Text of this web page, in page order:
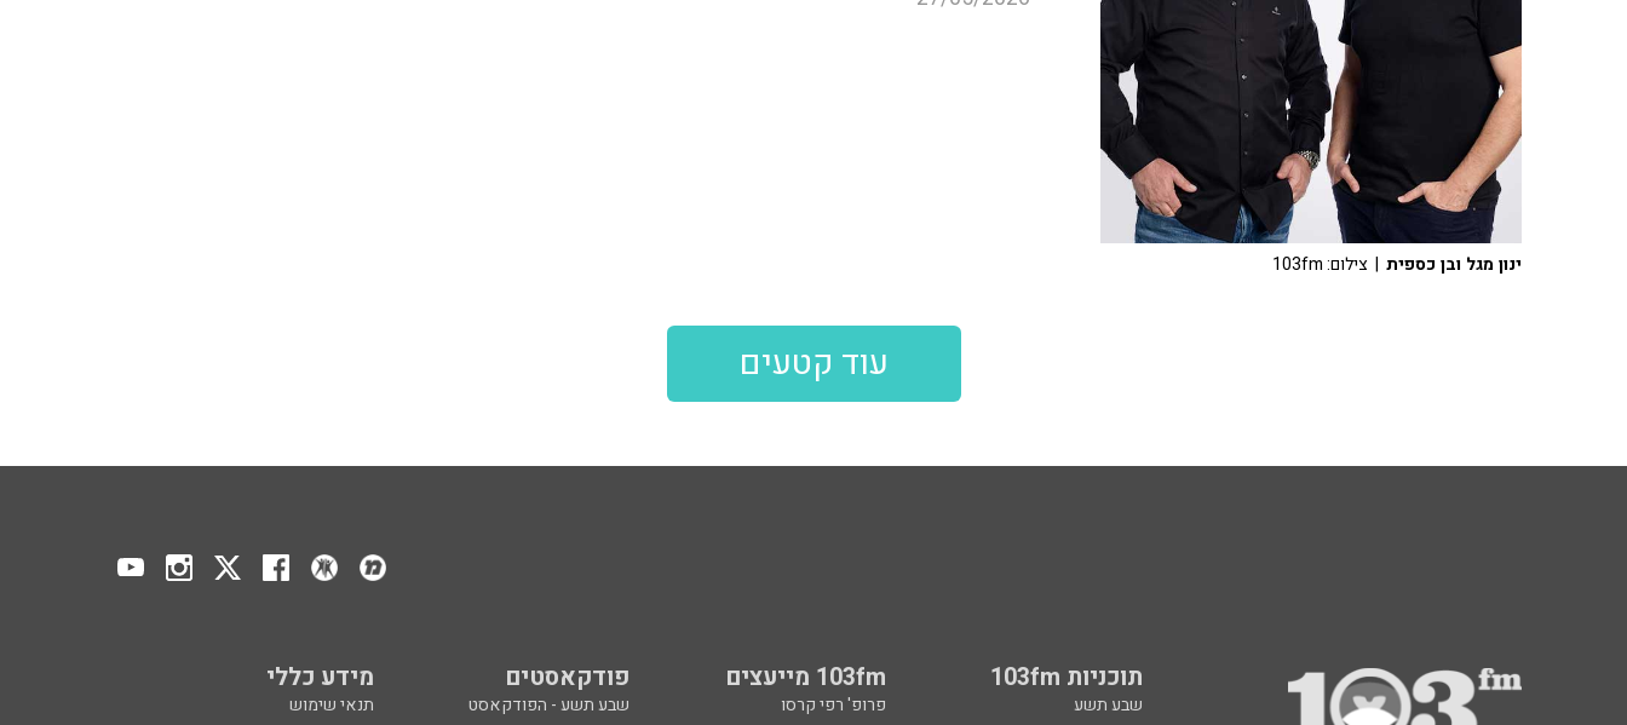
ינון מגל ובן כספית | צילום: 103fm
עוד קטעים
תוכניות 103fm 103fm מייעצים פודקאסטים מידע כללי
שבע תשע פרופ' רפי קרסו שבע תשע - הפודקאסט
תנאי שימוש